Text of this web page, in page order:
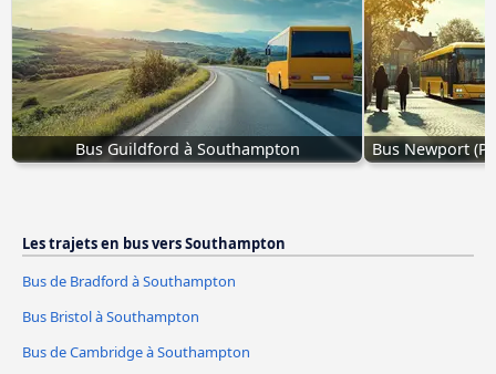
Bus Guildford à Southampton Bus Newport
Les trajets en bus vers Southampton
Bus de Bradford à Southampton
Bus Bristol à Southampton
Bus de Cambridge à Southampton